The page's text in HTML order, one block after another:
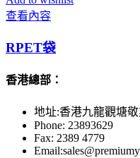
查看內容
RPET袋
香港總部：
地址:香港九龍觀塘
Phone: 23893629
Fax: 2389 4779